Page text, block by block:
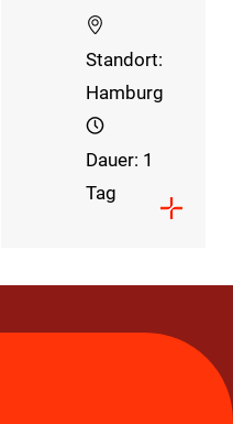
Standort:
Hamburg
Dauer: 1
Tag